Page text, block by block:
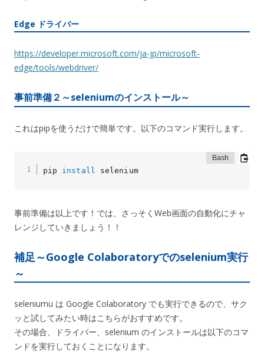
Edge ドライバー
https://developer.microsoft.com/ja-jp/microsoft-
edge/tools/webdriver/
事前準備２～seleniumのインストール～
これはpipを使うだけで簡単です。以下のコマンド実行します。
pip install selenium
事前準備は以上です！では、さっそくWeb画面の自動化にチャ
レンジしていきましょう！！
補足～Google Colaboratoryでのselenium実行
～
seleniumu は Google Colaboratory でも実行できるので、サク
ッと試してみたい時はこちらがおすすめです。
その場合、ドライバー、selenium のインストールは以下のコマ
ンドを実行しておくことになります。